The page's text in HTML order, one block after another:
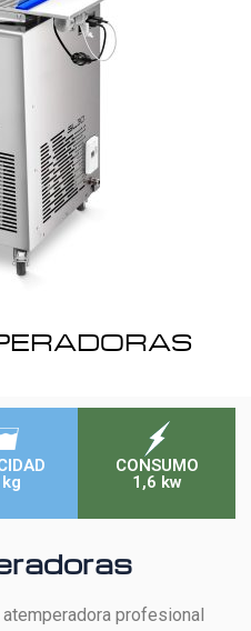
CONSUMO
1,6 kw
profesional